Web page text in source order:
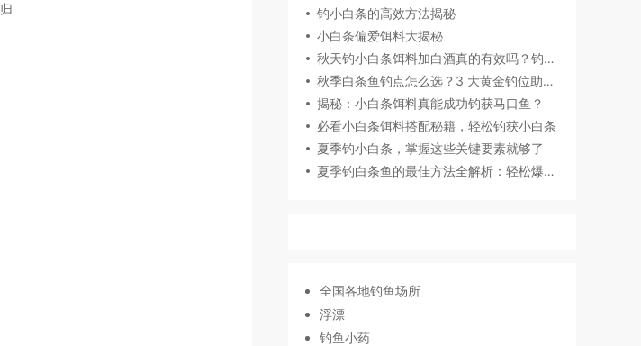
归
钓小白条的高效方法揭秘
小白条偏爱饵料大揭秘
秋天钓小白条饵料加白酒真的有效吗？钓友实测分享
秋季白条鱼钓点怎么选？3 大黄金钓位助你爆护
揭秘：小白条饵料真能成功钓获马口鱼？
必看小白条饵料搭配秘籍，轻松钓获小白条
夏季钓小白条，掌握这些关键要素就够了
夏季钓白条鱼的最佳方法全解析：轻松爆护技巧大揭秘
全国各地钓鱼场所
浮漂
钓鱼小药